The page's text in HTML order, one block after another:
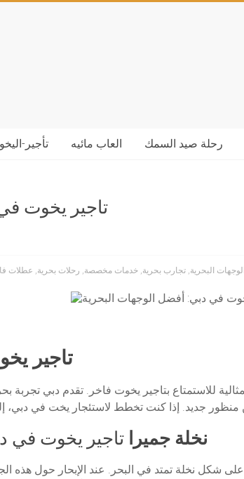
تأجير- العاب مائيه رحلة صيد السمك
تاجير يخوت
البحرية, تجارب بحرية, خدمات مخصصة, رحلات بحرية, عطلات
تاجير
للاستمتاع بتاجير يخوت فاخر. تقدم دبي
نخلة جميرا تاجير يخوت في
شكل نخلة تمتد في البحر. عند الإبحار حول هذه